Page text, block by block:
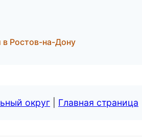
Ростов-на-Дону
округ Главная страница